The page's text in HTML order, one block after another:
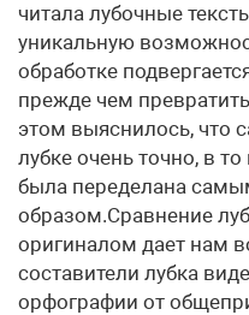
читала лубочные
уникальную
обработке
прежде чем
этом выяснилось, что
лубке очень точно, в
была переделана
образом.Сравнение
оригиналом дает нам
составители лубка
орфографии от